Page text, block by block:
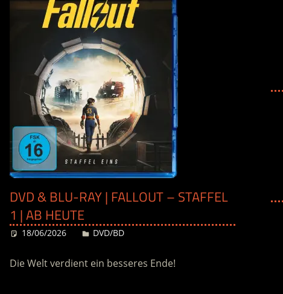
DVD & BLU-RAY | FALLOUT – STAFFEL
1 | AB HEUTE
18/06/2026 Desiree
DVD/BD
Die Welt verdient ein besseres Ende!